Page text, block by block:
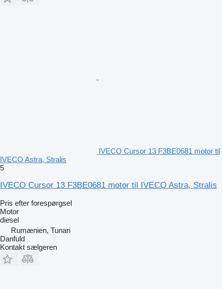
IVECO Cursor 13 F3BE0681 motor til
IVECO Astra, Stralis
5
IVECO Cursor 13 F3BE0681 motor til IVECO Astra, Stralis
Pris efter forespørgsel
Motor
diesel
Rumænien, Tunari
Danfuld
Kontakt sælgeren